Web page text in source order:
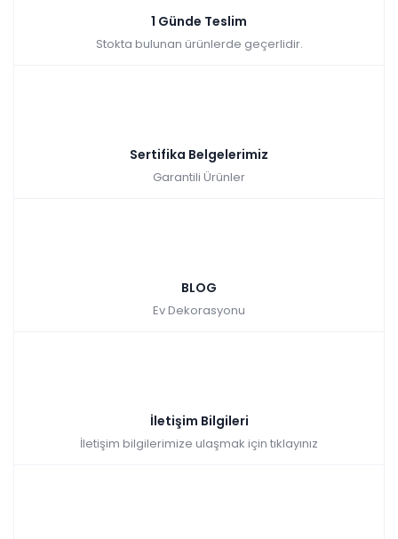
1 Günde Teslim
Stokta bulunan ürünlerde geçerlidir.
Sertifika Belgelerimiz
Garantili Ürünler
BLOG
Ev Dekorasyonu
İletişim Bilgileri
İletişim bilgilerimize ulaşmak için tıklayınız